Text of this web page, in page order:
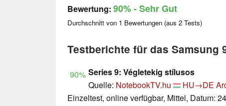
Bewertung: 90%- Sehr Gut
Durchschnitt von 1 Bewertungen (aus 2 Tests)
Testberichte für das Samsung
90% Series 9: Végletekig stílusos
Quelle: NotebookTV.hu HU→DE
Einzeltest, online verfügbar, Mittel, Datum: